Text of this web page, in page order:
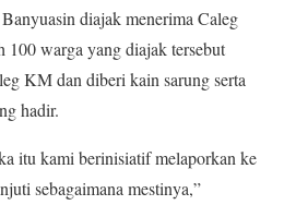
diajak menerima Caleg
100 warga yang diajak tersebut
KM dan diberi kain sarung serta
hadir.
itu kami berinisiatif melaporkan ke
sebagaimana mestinya,”